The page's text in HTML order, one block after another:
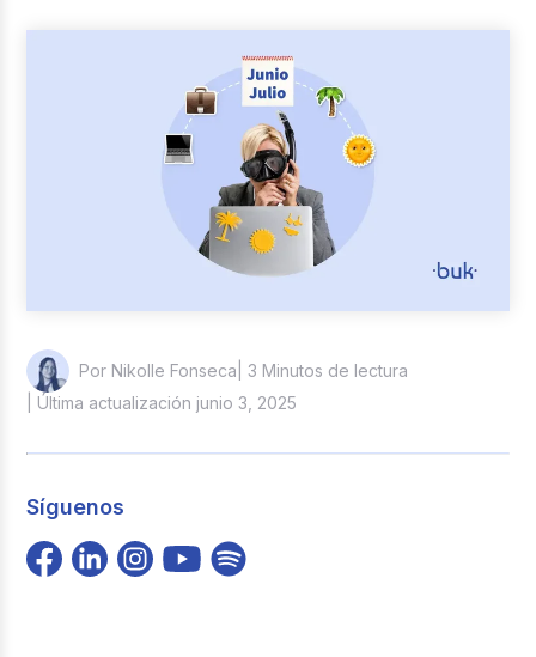
Columna del Experto
Por Nikolle Fonseca | 3 Minutos de lectura
| Última actualización junio 3, 2025
Síguenos